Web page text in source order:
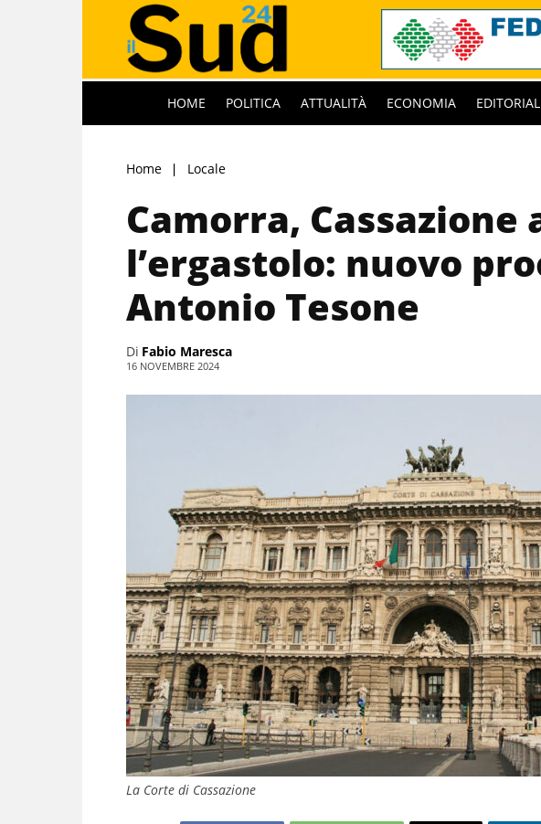
HOME POLITICA ATTUALITÀ ECONOMIA
Home Locale
Camorra, Cassazione
l’ergastolo: nuovo
Antonio Tesone
Di Fabio Maresca
16 NOVEMBRE 2024
La Corte di Cassazione